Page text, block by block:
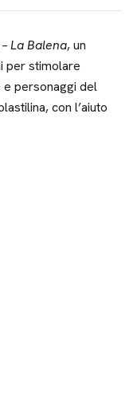
La Balena, un
per stimolare
e personaggi del
con l’aiuto